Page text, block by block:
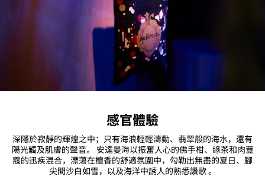
感官體驗
深隱於寂靜的輝煌之中；只有海浪輕輕濤動、翡翠般的海水，還有
陽光觸及肌膚的聲音。 安達曼海以振奮人心的佛手柑、綠茶和肉荳
蔻的迅疾混合，漂蕩在檀香的舒適氛圍中，勾勒出無盡的夏日、腳
尖間沙白如雪，以及海洋中誘人的熟悉讚歌 。